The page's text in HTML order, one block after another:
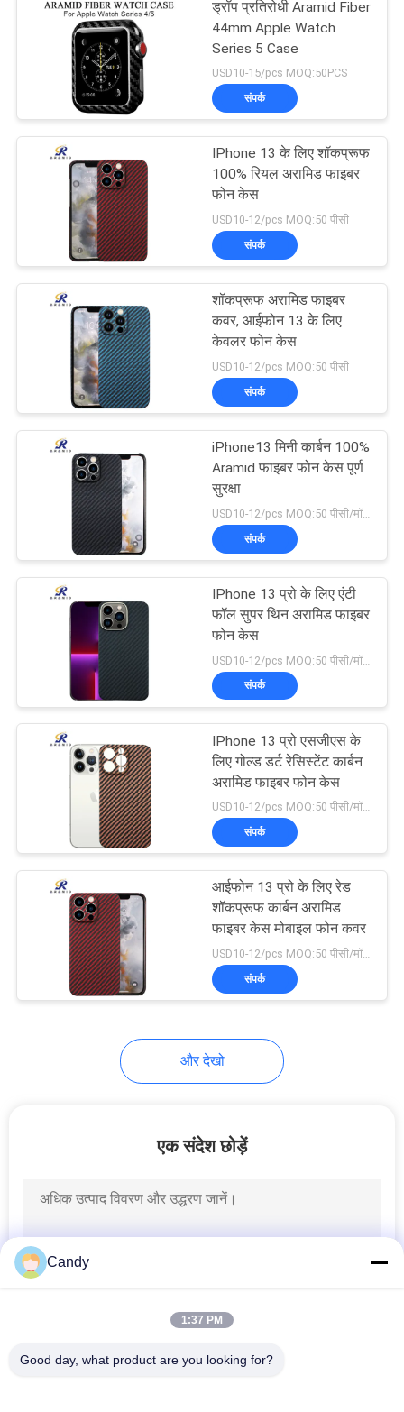
समाचार
NEWS
साइटमैप
PRIVACY
POLICY
ड्रॉप प्रतिरोधी Aramid Fiber
44mm Apple Watch
Series 5 Case
USD10-15/pcs MOQ:50PCS
संपर्क
IPhone 13 के लिए शॉकप्रूफ
100% रियल अरामिड फाइबर
फोन केस
USD10-12/pcs MOQ:50 पीसी
संपर्क
शॉकप्रूफ अरामिड फाइबर
कवर, आईफोन 13 के लिए
केवलर फोन केस
USD10-12/pcs MOQ:50 पीसी
संपर्क
iPhone13 मिनी कार्बन 100%
Aramid फाइबर फोन केस पूर्ण
सुरक्षा
USD10-12/pcs MOQ:50 पीसी/मॉडल/रंग
संपर्क
IPhone 13 प्रो के लिए एंटी
फॉल सुपर थिन अरामिड फाइबर
फोन केस
USD10-12/pcs MOQ:50 पीसी/मॉडल/रंग
संपर्क
IPhone 13 प्रो एसजीएस के
लिए गोल्ड डर्ट रेसिस्टेंट कार्बन
अरामिड फाइबर फोन केस
USD10-12/pcs MOQ:50 पीसी/मॉडल/रंग
संपर्क
आईफोन 13 प्रो के लिए रेड
शॉकप्रूफ कार्बन अरामिड
फाइबर केस मोबाइल फोन कवर
USD10-12/pcs MOQ:50 पीसी/मॉडल/रंग
संपर्क
और देखो
एक संदेश छोड़ें
Candy
1:37 PM
Good day, what product are you looking for?